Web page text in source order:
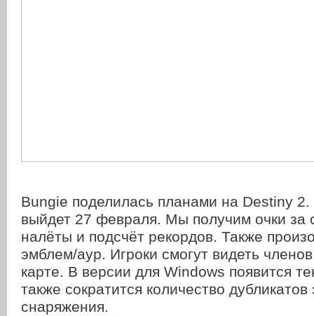
Bungie поделилась планами на Destiny
выйдет 27 февраля. Мы получим очки за
налёты и подсчёт рекордов. Также
эмблем/аур. Игроки смогут видеть
карте. В версии для Windows появится
также сократится количество дубликатов
снаряжения.